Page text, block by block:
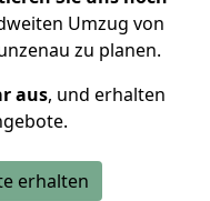
Umzug von
zu planen.
aus, und erhalten
erhalten